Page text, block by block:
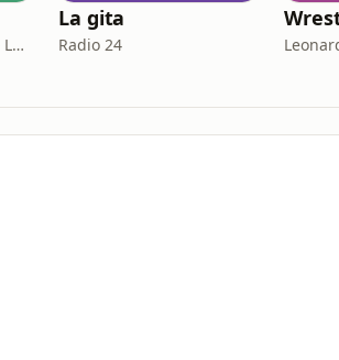
Simona De Giuseppe e Laura Marinaro
La gita
Radio 24